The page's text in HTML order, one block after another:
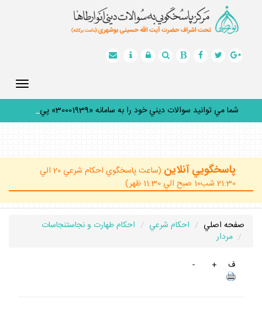
شما مي توانيد سوالات ديني خود را به سامانه «30001939» پيامك
پاسخگويي آنلاين
(ساعت پاسخگوي احكام شرعي 20 الي
21:30 شب10 صبح الي 11:30 ظهر)
صفحه اصلي احكام شرعي
احكام طهارت و نجاستنجاسات
مردار
ف
+
-